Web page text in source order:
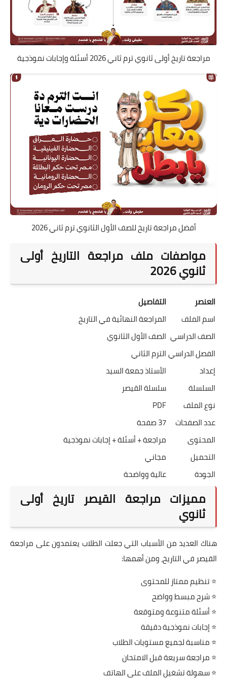
مراجعة تاريخ أولى ثانوي ترم ثاني 2026 أسئلة وإجابات نموذجية
أفضل مراجعة تاريخ للصف الأول الثانوي ترم ثاني 2026
مواصفات ملف مراجعة التاريخ أولى
ثانوي 2026
العنصر
التفاصيل
اسم الملف
المراجعة النهائية في التاريخ
الصف الدراسي الصف الأول الثانوي
الفصل الدراسيالترم الثاني
إعداد
الأستاذ جمعة السيد
السلسلة
سلسلة القيصر
نوع الملف
PDF
عدد الصفحات
37 صفحة
المحتوى
مراجعة + أسئلة + إجابات نموذجية
التحميل
مجاني
الجودة
عالية وواضحة
مميزات مراجعة القيصر تاريخ أولى
ثانوي
هناك العديد من الأسباب التي جعلت الطلاب يعتمدون على مراجعة
القيصر في التاريخ، ومن أهمها:
⭐ تنظيم ممتاز للمحتوى
⭐ شرح مبسط وواضح
⭐ أسئلة متنوعة ومتوقعة
⭐ إجابات نموذجية دقيقة
⭐ مناسبة لجميع مستويات الطلاب
⭐ مراجعة سريعة قبل الامتحان
⭐ سهولة تشغيل الملف على الهاتف